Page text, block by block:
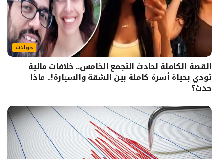
حوادث
القصة الكاملة لحادث التجمع الخامس.. خلافات مالية
تودي بحياة أسرة كاملة بين الشقة والسيارة!.. ماذا
حدث؟